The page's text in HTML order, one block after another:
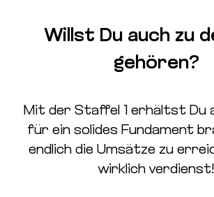
Willst Du auch zu
gehören?
Mit der Staffel 1 erhältst Du
für ein solides Fundament
endlich die Umsätze zu
wirklich verdienst!